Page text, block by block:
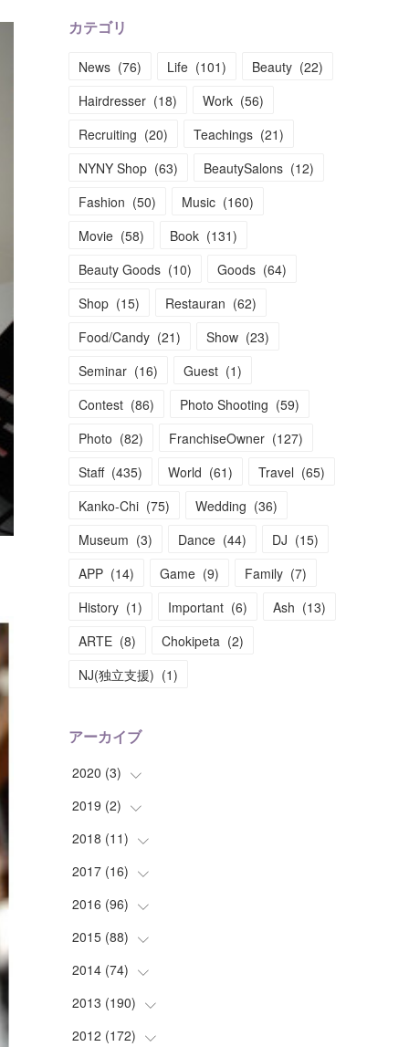
カテゴリ
News (76) Life (101) Beauty (22)
Hairdresser (18) Work (56)
Recruiting (20) Teachings (21)
NYNY Shop (63) BeautySalons (12)
Fashion (50) Music (160)
Movie (58) Book (131)
Beauty Goods (10) Goods (64)
Shop (15) Restauran (62)
Food/Candy (21) Show (23)
Seminar (16) Guest (1)
Contest (86) Photo Shooting (59)
Photo (82) FranchiseOwner (127)
Staff (435) World (61) Travel (65)
Kanko-Chi (75) Wedding (36)
Museum (3) Dance (44) DJ (15)
APP (14) Game (9) Family (7)
History (1) Important (6) Ash (13)
ARTE (8) Chokipeta (2)
NJ(独立支援) (1)
アーカイブ
2020 (3)
(1
( 1)
(1)
2019 (2)
( 1)
(1)
2018 (11)
(2)
(1)
(1)
(1)
(3)
(2)
2017 (16)
(1)
(2)
(1)
(3)
(1)
2016 (96)
(2)
(5)
(6)
(3)
2015 (88)
(4)
(7)
(6)
2014 (74)
(9)
(14)
2013 (190)
(17)
2012 (172)